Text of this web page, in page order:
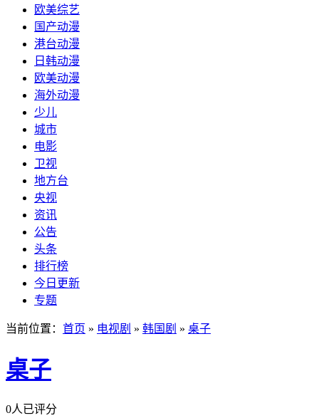
欧美综艺
国产动漫
港台动漫
日韩动漫
欧美动漫
海外动漫
少儿
城市
电影
卫视
地方台
央视
资讯
公告
头条
排行榜
今日更新
专题
当前位置： 首页 » 电视剧 » 韩国剧 » 桌子
桌子
0人已评分